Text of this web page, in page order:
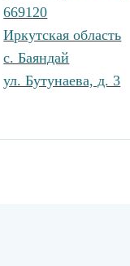
669120
Иркутская область
с. Баяндай
ул. Бутунаева, д. 3